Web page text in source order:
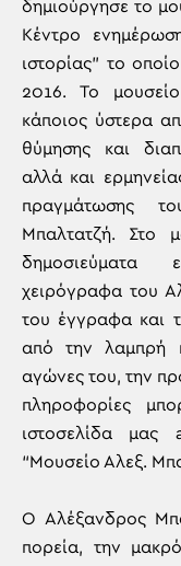
δημιούργησε το
Κέντρο
ιστορίας” το
2016. Το
κάποιος ύστερα
θύμησης και
αλλά και
πραγμάτωσης
Μπαλτατζή. Στο
δημοσιεύματα
χειρόγραφα του
του έγγραφα και
από την λαμπρή
αγώνες του, την
πληροφορίες
ιστοσελίδα μας
“Μουσείο Αλεξ.
Ο Αλέξανδρος
πορεία, την